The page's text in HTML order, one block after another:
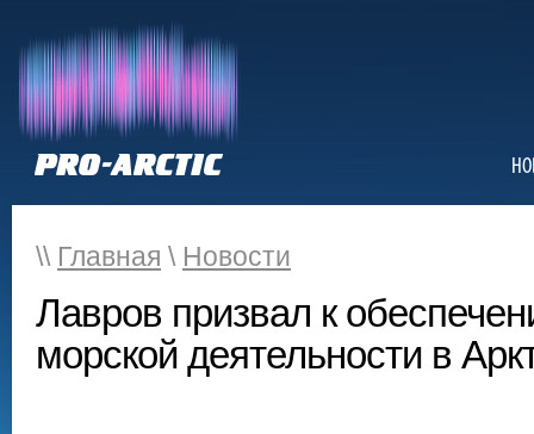
\\ Главная \ Новости
Лавров призвал к
морской деятельности в